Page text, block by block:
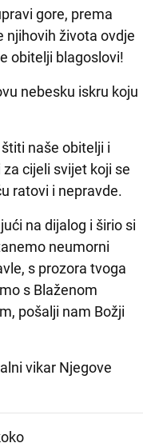
gore, prema
njihovih života ovdje
obitelji blagoslovi!
nebesku iskru koju
naše obitelji i
cijeli svijet koji se
ratovi i nepravde.
na dijalog i širio si
neumorni
s prozora tvoga
s Blaženom
pošalji nam Božji
vikar Njegove